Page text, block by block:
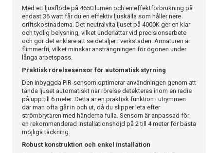
Med ett ljusflöde på 4650 lumen och en effektförbrukning på
endast 36 watt får du en effektiv ljuskälla som håller nere
driftskostnaderna. Det neutralvita ljuset på 4000K ger en klar
och tydlig belysning, vilket underlättar vid precisionsarbete
och gör det enklare att se detaljer i verkstaden. Armaturen är
flimmerfri, vilket minskar ansträngningen för ögonen under
långa arbetspass.
Praktisk rörelsesensor för automatisk styrning
Den inbyggda PIR-sensorn optimerar användningen genom att
tända ljuset automatiskt när rörelse detekteras inom en radie
på upp till 6 meter. Detta är en praktisk funktion i utrymmen
där man ofta går in och ut, då du slipper leta efter
strömbrytaren med händerna fulla. Sensorn är anpassad för
en rekommenderad installationshöjd på 2 till 4 meter för bästa
möjliga täckning.
Robust konstruktion och enkel installation